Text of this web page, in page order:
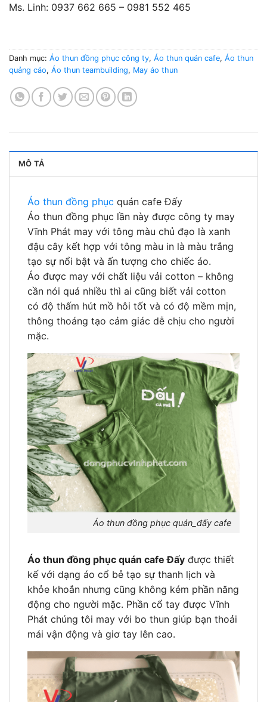
Ms. Linh: 0937 662 665 – 0981 552 465
Danh mục: Áo thun đồng phục công ty, Áo thun quán cafe, Áo thun
quảng cáo, Áo thun teambuilding, May áo thun
MÔ TẢ
Áo thun đồng phục quán cafe Đấy
Áo thun đồng phục lần này được công ty may
Vĩnh Phát may với tông màu chủ đạo là xanh
đậu cây kết hợp với tông màu in là màu trắng
tạo sự nổi bật và ấn tượng cho chiếc áo.
Áo được may với chất liệu vải cotton – không
cần nói quá nhiều thì ai cũng biết vải cotton
có độ thấm hút mồ hôi tốt và có độ mềm mịn,
thông thoáng tạo cảm giác dễ chịu cho người
mặc.
Áo thun đồng phục quán_đấy cafe
Áo thun đồng phục quán cafe Đấy được thiết
kế với dạng áo cổ bẻ tạo sự thanh lịch và
khỏe khoắn nhưng cũng không kém phần năng
động cho người mặc. Phần cổ tay được Vĩnh
Phát chúng tôi may với bo thun giúp bạn thoải
mái vận động và giơ tay lên cao.